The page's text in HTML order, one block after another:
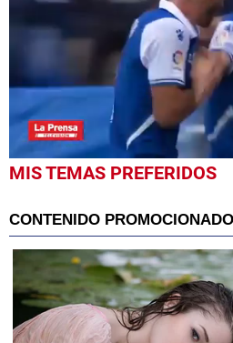
0
seconds
seconds
MIS TEMAS PREFERIDOS